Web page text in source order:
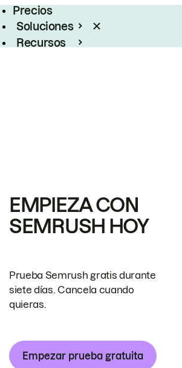
Precios
Soluciones
Recursos
EMPIEZA CON
SEMRUSH HOY
Prueba Semrush gratis durante
siete días. Cancela cuando
quieras.
Empezar prueba gratuita